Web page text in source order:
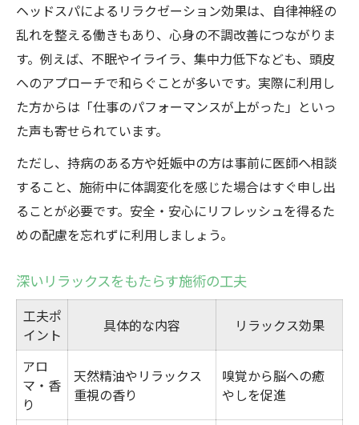
ヘッドスパによるリラクゼーション効果は、自律神経の
乱れを整える働きもあり、心身の不調改善につながりま
す。例えば、不眠やイライラ、集中力低下なども、頭皮
へのアプローチで和らぐことが多いです。実際に利用し
た方からは「仕事のパフォーマンスが上がった」といっ
た声も寄せられています。
ただし、持病のある方や妊娠中の方は事前に医師へ相談
すること、施術中に体調変化を感じた場合はすぐ申し出
ることが必要です。安全・安心にリフレッシュを得るた
めの配慮を忘れずに利用しましょう。
深いリラックスをもたらす施術の工夫
工夫ポ
イント
具体的な内容 リラックス効果
アロ
マ・香
り
天然精油やリラックス
重視の香り
嗅覚から脳への癒
やしを促進